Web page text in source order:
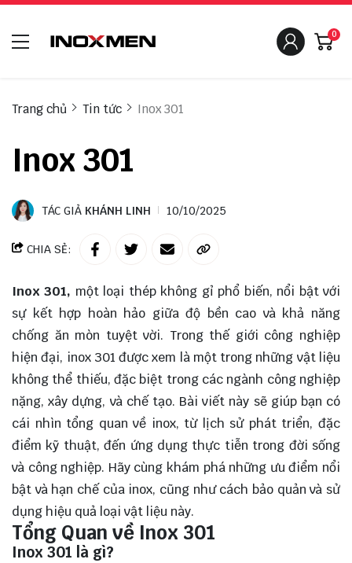
0
Trang chủ Tin tức Inox 301
Inox 301
TÁC GIẢ KHÁNH LINH 10/10/2025
CHIA SẺ:
Inox 301, một loại thép không gỉ phổ biến, nổi bật với
sự kết hợp hoàn hảo giữa độ bền cao và khả năng
chống ăn mòn tuyệt vời. Trong thế giới công nghiệp
hiện đại, inox 301 được xem là một trong những vật liệu
không thể thiếu, đặc biệt trong các ngành công nghiệp
nặng, xây dựng, và chế tạo. Bài viết này sẽ giúp bạn có
cái nhìn tổng quan về inox, từ lịch sử phát triển, đặc
điểm kỹ thuật, đến ứng dụng thực tiễn trong đời sống
và công nghiệp. Hãy cùng khám phánhững ưu điểm nổi
bật và hạn chế của inox, cũng như cách bảo quản và sử
dụng hiệu quả loại vật liệu này.
Tổng Quan về Inox 301
Inox 301 là gì?